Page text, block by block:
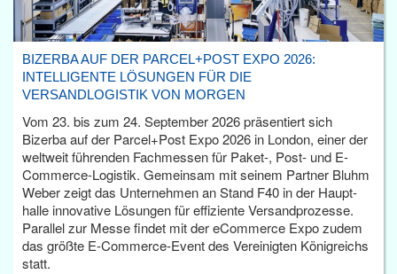
BIZERBA AUF DER PARCEL+POST EXPO 2026:
INTELLIGENTE LÖSUNGEN FÜR DIE
VERSANDLOGISTIK VON MORGEN
Vom 23. bis zum 24. September 2026 präsentiert sich
Bizerba auf der Parcel+Post Expo 2026 in London, einer der
weltweit führenden Fachmessen für Paket-, Post- und E-
Commerce-Logistik. Gemeinsam mit seinem Partner Bluhm
Weber zeigt das Unternehmen an Stand F40 in der Haupt­
halle innovative Lösungen für effiziente Versandprozesse.
Parallel zur Messe findet mit der eCommerce Expo zudem
das größte E-Commerce-Event des Vereinigten Königreichs
statt.